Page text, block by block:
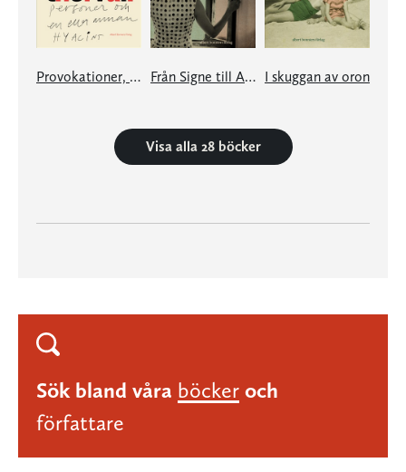
Provokationer, Passioner, Personer och en eller annan hyacint Från Signe till Alberte – kärleksfullt och förtvivlat I skuggan av oron
Visa alla 28 böcker
Sök bland våra böcker och
författare